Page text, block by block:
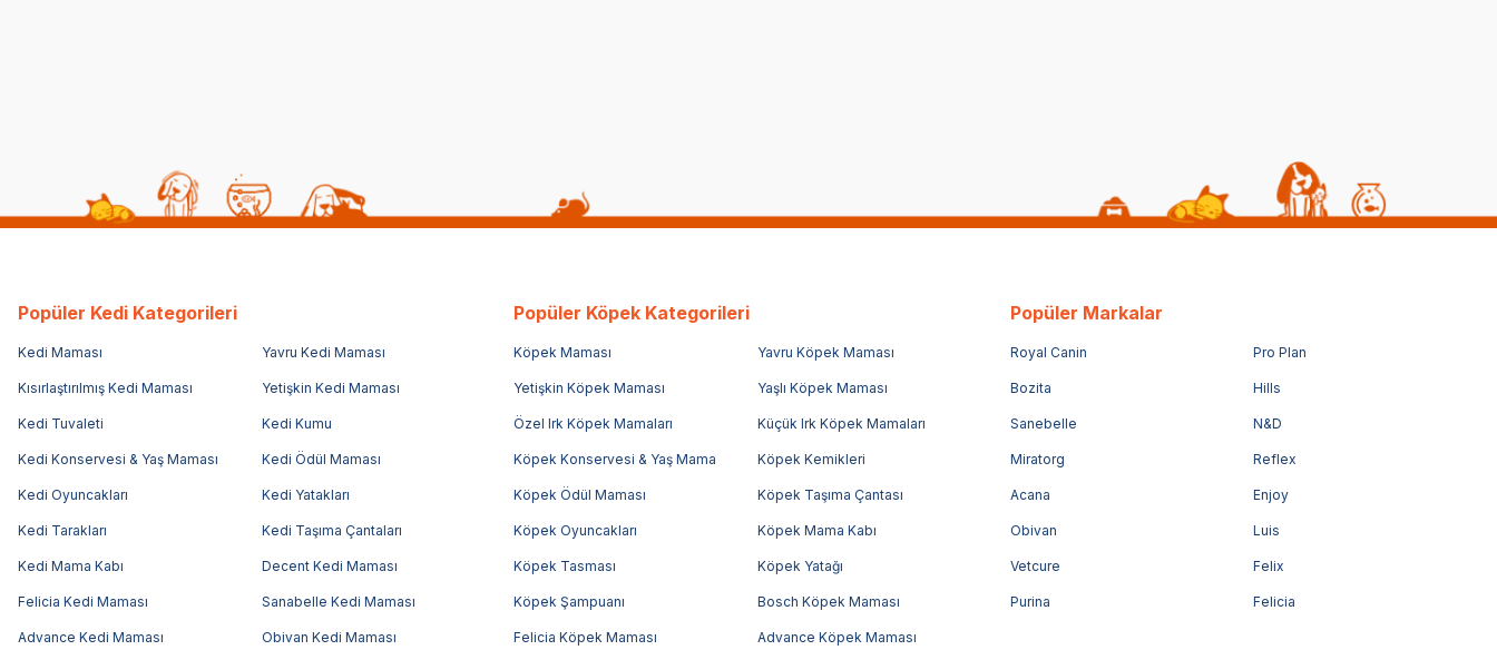
Popüler Kedi Kategorileri
Kedi Maması Yavru Kedi Maması
Kısırlaştırılmış Kedi Maması Yetişkin Kedi Maması
Kedi Tuvaleti Kedi Kumu
Kedi Konservesi & Yaş Maması Kedi Ödül Maması
Kedi Oyuncakları Kedi Yatakları
Kedi Tarakları Kedi Taşıma Çantaları
Kedi Mama Kabı Decent Kedi Maması
Felicia Kedi Maması Sanabelle Kedi Maması
Advance Kedi Maması Obivan Kedi Maması
Popüler Köpek Kategorileri
Köpek Maması Yavru Köpek Maması
Yetişkin Köpek Maması Yaşlı Köpek Maması
Özel Irk Köpek Mamaları Küçük Irk Köpek Mamaları
Köpek Konservesi & Yaş Mama Köpek Kemikleri
Köpek Ödül Maması Köpek Taşıma Çantası
Köpek Oyuncakları Köpek Mama Kabı
Köpek Tasması Köpek Yatağı
Köpek Şampuanı Bosch Köpek Maması
Felicia Köpek Maması Advance Köpek Maması
Popüler Markalar
Royal Canin Pro Plan
Bozita Hills
Sanebelle N&D
Miratorg Reflex
Acana Enjoy
Obivan Luis
Vetcure Felix
Purina Felicia